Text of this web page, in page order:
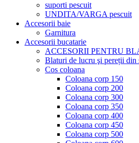
suporti pescuit
UNDITA/VARGA pescuit
Accesorii baie
Garnitura
Accesorii bucatarie
ACCESORII PENTRU
Blaturi de lucru şi pereții din
Cos coloana
Coloana corp 150
Coloana corp 200
Coloana corp 300
Coloana corp 350
Coloana corp 400
Coloana corp 450
Coloana corp 500